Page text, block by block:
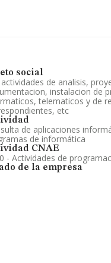
social
de analisis,
instalacion de
telematicos y de
etc
de aplicaciones
de informática
CNAE
- Actividades de
de la empresa